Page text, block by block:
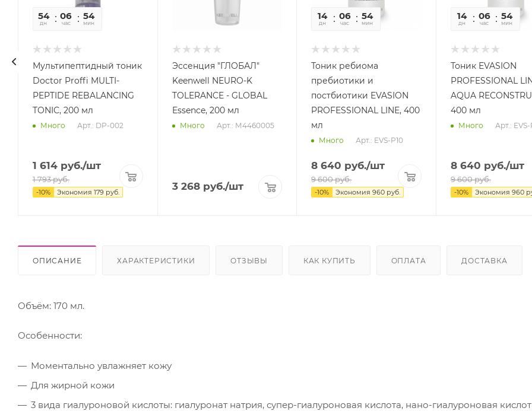
54
дн
06
час
54
мин
Мультипептидный тоник
Doctor Proffi MULTI-
PEPTIDE REBALANCING
TONIC, 200 мл
Много Арт.: DP-002
1 614руб./шт
1 793руб.
-10% Экономия 179 руб.
Эссенция "ГЛОБАЛ"
Keenwell NEURO-K
TOLERANCE - GLOBAL
Essence, 200 мл
Много Арт.: М4460005
3 268руб./шт
14
дн
06
час
54
мин
Тоник ребиома
пребиотики и
постбиотики EVASION
PROFESSIONAL LINE, 400
мл
Много Арт.: EVS-P10
8 640 руб./шт
9 600руб.
-10% Экономия 960 руб.
14
дн
06
час
54
мин
Тоник EVASION
PROFESSIONAL
AQUA
400 мл
Много Арт.: EVS-
8 640 руб./шт
9 600руб.
-10% Экономия 960
ОПИСАНИЕ ХАРАКТЕРИСТИКИ ОТЗЫВЫ КАК КУПИТЬ ОПЛАТА ДОСТАВКА
Объём: 170 мл.
Особенности:
Моментально увлажняет кожу
Для жирной кожи
3 вида гиалуроновой кислоты: гиалуронат натрия, супер-гиалуроновая кислота, нано-гиалуроновая